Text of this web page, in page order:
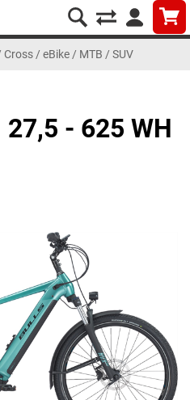
Cross/ eBike / MTB / SUV
27,5 - 625 WH